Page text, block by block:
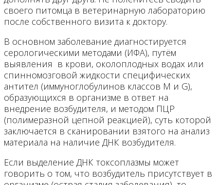
своего питомца в ветеринарную лабораторию
после собственного визита к доктору.
В основном заболевание диагностируется
серологическими методами (ИФА), путём
выявления в крови, околоплодных водах или
спинномозговой жидкости специфических
антител (иммуноглобулинов классов М и G),
образующихся в организме в ответ на
внедрение возбудителя, и методом ПЦР
(полимеразной цепной реакцией), суть которой
заключается в сканировании взятого на анализ
материала на наличие ДНК возбудителя.
Если выделение ДНК токсоплазмы может
говорить о том, что возбудитель присутствует в